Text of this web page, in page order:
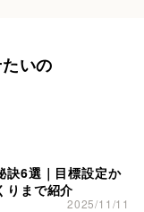
いの
訣6選｜目標設定か
りまで紹介
2025/11/11